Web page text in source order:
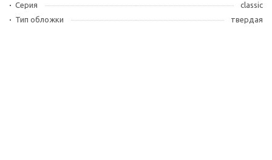
Серия
classic
Тип обложки
твердая